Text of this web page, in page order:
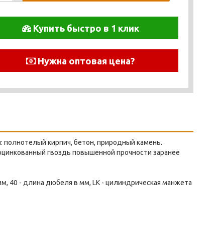
Купить быстро в 1 клик
Нужна оптовая цена?
кирпич, бетон, природный камень.
гвоздь повышенной прочности заранее
40 - длина дюбеля в мм, LK - цилиндрическая манжета